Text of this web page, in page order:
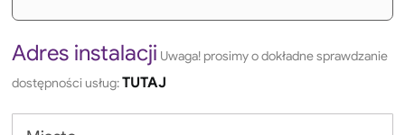
Adres instalacji Uwaga! prosimy o dokładne sprawdzanie
dostępności usług:TUTAJ